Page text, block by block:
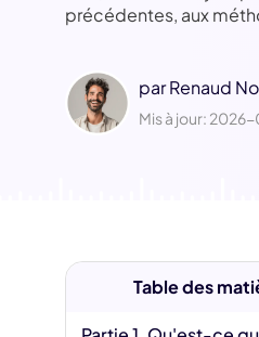
précédentes, aux
parRenaud
Mis à jour:
Table des